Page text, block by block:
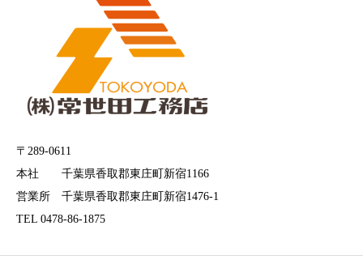
〒289-0611
本社 千葉県香取郡東庄町新宿1166
営業所 千葉県香取郡東庄町新宿1476-1
TEL 0478-86-1875